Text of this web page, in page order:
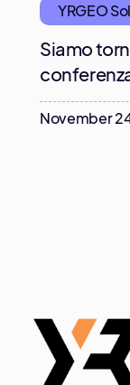
YRGEO
Siamo
November